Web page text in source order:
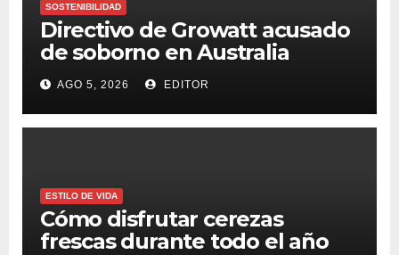
SOSTENIBILIDAD
Directivo de Growatt acusado
de soborno en Australia
AGO 5, 2026 EDITOR
ESTILO DE VIDA
Cómo disfrutar cerezas
frescas durante todo el año